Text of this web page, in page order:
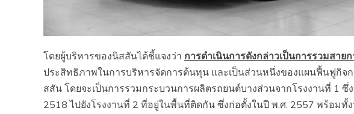
โดยผู้บริหารของนิสสันได้ชี้แจงว่า การดำเนินการดังกล่าวเป็นการรวมสา
ประสิทธิภาพในการบริหารจัดการต้นทุน และเป็นส่วนหนึ่งของแผนฟื้นฟูกิจ
สสัน โดยจะเป็นการรวมกระบวนการผลิตรถยนต์บางส่วนจากโรงงานที่ 1 ซึ่
2518 ไปยังโรงงานที่ 2 ที่อยู่ในพื้นที่ติดกัน ซึ่งก่อตั้งในปี พ.ศ. 2557 พร้อมทั้